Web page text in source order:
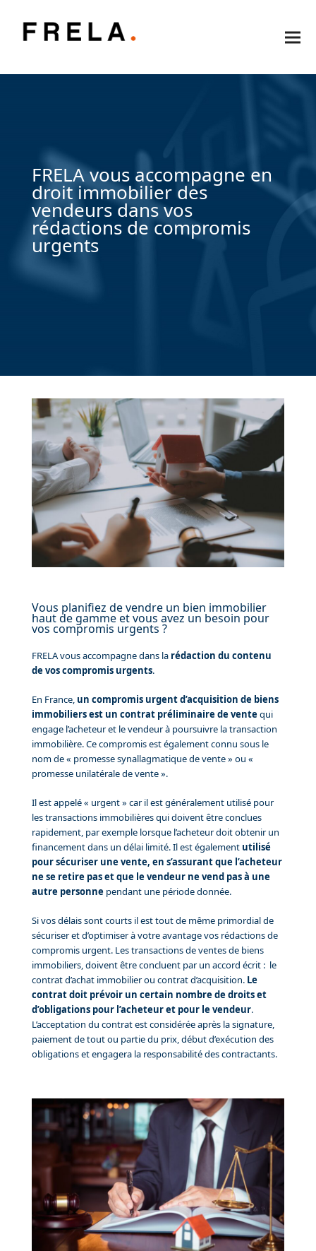
FRELA vous accompagne en
droit immobilier des
vendeurs dans vos
rédactions de compromis
urgents
Vous planifiez de vendre un bien immobilier
haut de gamme et vous avez un besoin pour
vos compromis urgents ?
FRELA vous accompagne dans la rédaction du contenu
de vos compromis urgents.
En France, un compromis urgent d’acquisition de biens
immobiliers est un contrat préliminaire de ventequi
engage l’acheteur et le vendeur à poursuivre la transaction
immobilière. Ce compromis est également connu sous le
nom de « promesse synallagmatique de vente » ou «
promesse unilatérale de vente ».
Il est appelé « urgent » car il est généralement utilisé pour
les transactions immobilières qui doivent être conclues
rapidement, par exemple lorsque l’acheteur doit obtenir un
financement dans un délai limité. Il est également utilisé
pour sécuriser une vente, en s’assurant que l’acheteur
ne se retire pas et que le vendeur ne vend pas à une
autre personne pendant une période donnée.
Si vos délais sont courts il est tout de même primordial de
sécuriser et d’optimiser à votre avantage vos rédactions de
compromis urgent. Les transactions de ventes de biens
immobiliers, doivent être concluent par un accord écrit : le
contrat d’achat immobilier ou contrat d’acquisition. Le
contrat doit prévoir un certain nombre de droits et
d’obligations pour l’acheteur et pour le vendeur.
L’acceptation du contrat est considérée après la signature,
paiement de tout ou partie du prix, début d’exécution des
obligations et engagera la responsabilité des contractants.